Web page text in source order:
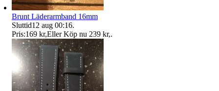
Brunt Läderarmband 16mm
Sluttid12 aug 00:16.
Pris:169 kr,Eller Köp nu 239 kr,.